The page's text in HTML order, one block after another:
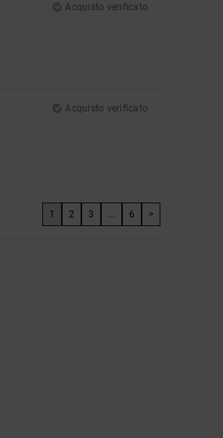
Acquisto verificato
Acquisto verificato
1 2 3 ... 6 >